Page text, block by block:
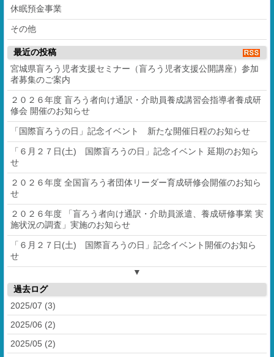
休眠預金事業
その他
最近の投稿
宮城県盲ろう児者支援セミナー（盲ろう児者支援公開講座）参加
者募集のご案内
２０２６年度 盲ろう者向け通訳・介助員養成講習会指導者養成研
修会 開催のお知らせ
「国際盲ろうの日」記念イベント 新たな開催日程のお知らせ
「６月２７日(土) 国際盲ろうの日」記念イベント 延期のお知ら
せ
２０２６年度 全国盲ろう者団体リーダー育成研修会開催のお知ら
せ
２０２６年度 「盲ろう者向け通訳・介助員派遣、養成研修事業 実
施状況の調査」実施のお知らせ
「６月２７日(土) 国際盲ろうの日」記念イベント開催のお知ら
せ
▼
過去ログ
2025/07 (3)
2025/06 (2)
2025/05 (2)